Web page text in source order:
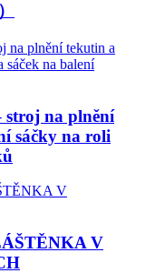
stroj na plnění
sáčky na roli
V